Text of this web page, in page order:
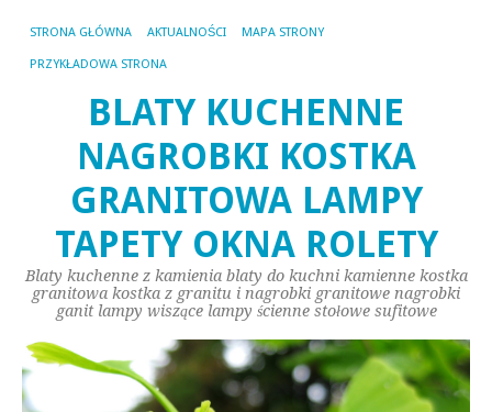
STRONA GŁÓWNA AKTUALNOŚCI MAPA STRONY
PRZYKŁADOWA STRONA
BLATY KUCHENNE
NAGROBKI KOSTKA
GRANITOWA LAMPY
TAPETY OKNA ROLETY
Blaty kuchenne z kamienia blaty do kuchni kamienne kostka
granitowa kostka z granitu i nagrobki granitowe nagrobki
ganit lampy wiszące lampy ścienne stołowe sufitowe